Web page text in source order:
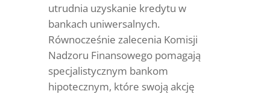
utrudnia uzyskanie kredytu w
bankach uniwersalnych.
Równocześnie zalecenia Komisji
Nadzoru Finansowego pomagają
specjalistycznym bankom
hipotecznym, które swoją akcję